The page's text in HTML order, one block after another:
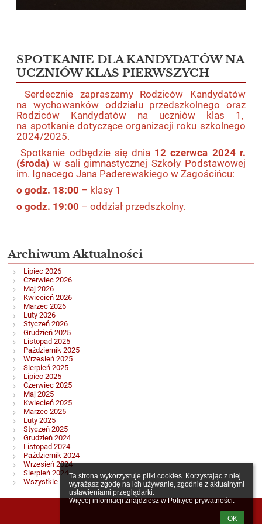
Ta strona wykorzystuje pliki cookies. Korzystając z niej
wyrażasz zgodę na ich używanie, zgodnie z aktualnymi
ustawieniami przeglądarki.
Więcej informacji znajdziesz w Polityce prywatności.
OK
SPOTKANIE DLA KANDYDATÓW NA
UCZNIÓW KLAS PIERWSZYCH
Serdecznie zapraszamy Rodziców Kandydatów
na wychowanków oddziału przedszkolnego oraz
Rodziców Kandydatów na uczniów klas 1,
na spotkanie dotyczące organizacji roku szkolnego
2024/2025.
Spotkanie odbędzie się dnia 12 czerwca 2024 r.
(środa) w sali gimnastycznej Szkoły Podstawowej
im. Ignacego Jana Paderewskiego w Zagościńcu:
o godz. 18:00 – klasy 1
o godz. 19:00 – oddział przedszkolny.
Archiwum Aktualności
Lipiec 2026
Czerwiec 2026
Maj 2026
Kwiecień 2026
Marzec 2026
Luty 2026
Styczeń 2026
Grudzień 2025
Listopad 2025
Październik 2025
Wrzesień 2025
Sierpień 2025
Lipiec 2025
Czerwiec 2025
Maj 2025
Kwiecień 2025
Marzec 2025
Luty 2025
Styczeń 2025
Grudzień 2024
Listopad 2024
Październik 2024
Wrzesień 2024
Sierpień 2024
Wszystkie